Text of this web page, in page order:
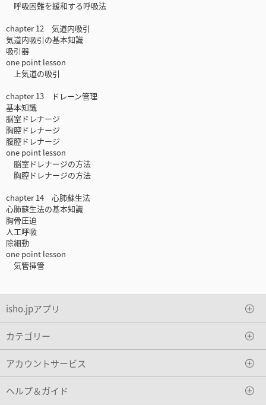
呼吸困難を緩和する呼吸法
chapter 12 気道内吸引
気道内吸引の基本知識
吸引器
one point lesson
上気道の吸引
chapter 13 ドレーン管理
基本知識
脳室ドレナージ
胸腔ドレナージ
腹腔ドレナージ
one point lesson
脳室ドレナージの方法
胸腔ドレナージの方法
chapter 14 心肺蘇生法
心肺蘇生法の基本知識
胸骨圧迫
人工呼吸
除細動
one point lesson
気管挿管
isho.jpアプリ
カテゴリー
アカウントサービス
ヘルプ＆ガイド